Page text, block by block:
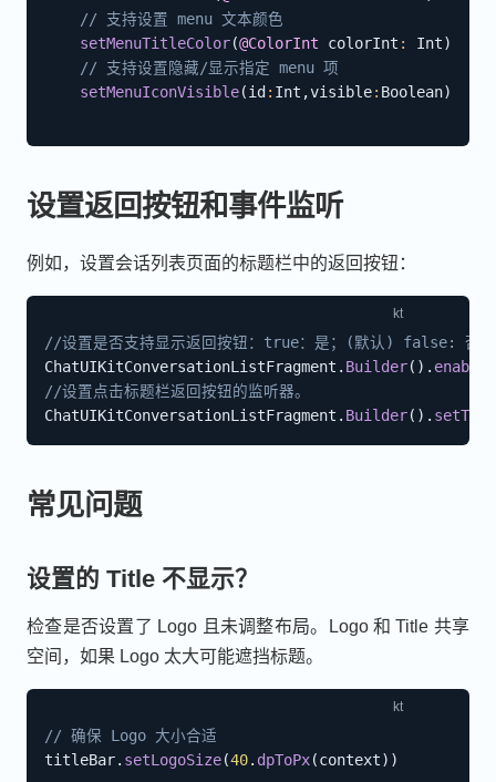
// 支持设置 menu 文本颜色
setMenuTitleColor(@ColorInt colorInt : Int)
// 支持设置隐藏/显示指定 menu 项
setMenuIconVisible(id : Int ,visible: Boolean)
设置返回按钮和事件监听
例如，设置会话列表页面的标题栏中的返回按钮：
//设置是否支持显示返回按钮：true：是；(默认) false:
ChatUIKitConversationListFragment . Builder( ) .
//设置点击标题栏返回按钮的监听器。
ChatUIKitConversationListFragment . Builder( ) .
常见问题
设置的 Title 不显示？
检查是否设置了 Logo 且未调整布局。Logo 和 Title 共享
空间，如果 Logo 太大可能遮挡标题。
// 确保 Logo 大小合适
titleBar. setLogoSize(40. dpToPx(context) )